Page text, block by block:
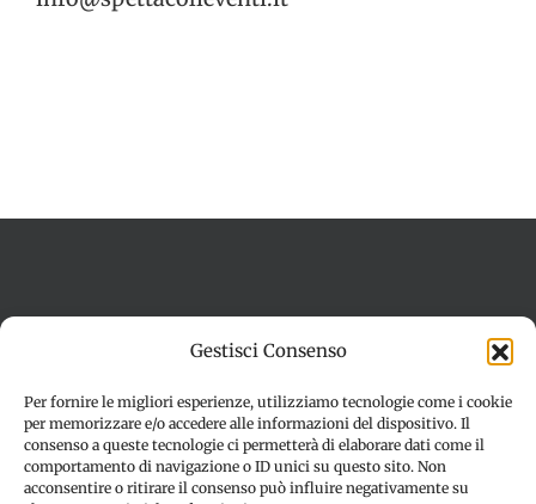
Gestisci Consenso
Per fornire le migliori esperienze, utilizziamo tecnologie come i cookie
per memorizzare e/o accedere alle informazioni del dispositivo. Il
consenso a queste tecnologie ci permetterà di elaborare dati come il
comportamento di navigazione o ID unici su questo sito. Non
acconsentire o ritirare il consenso può influire negativamente su
Dichiarazione sulla Privacy (UE)
Disconoscimento